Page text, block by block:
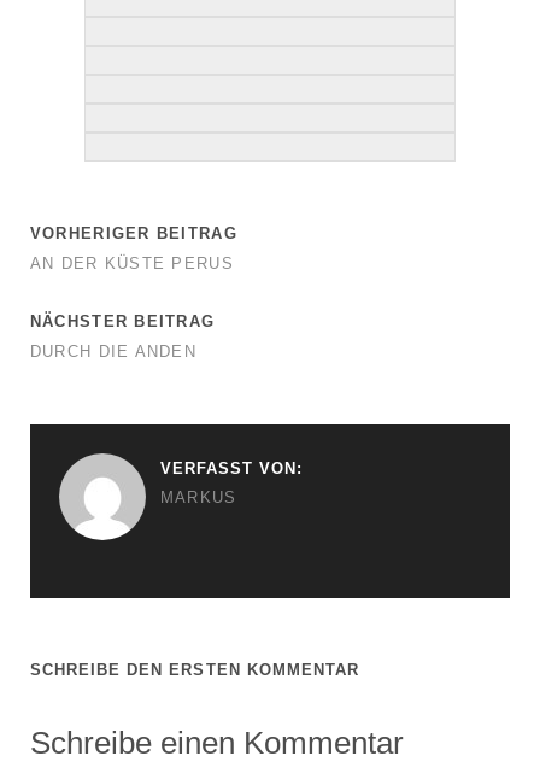
VORHERIGER BEITRAG
AN DER KÜSTE PERUS
NÄCHSTER BEITRAG
DURCH DIE ANDEN
VERFASST VON:
MARKUS
SCHREIBE DEN ERSTEN KOMMENTAR
Schreibe einen Kommentar